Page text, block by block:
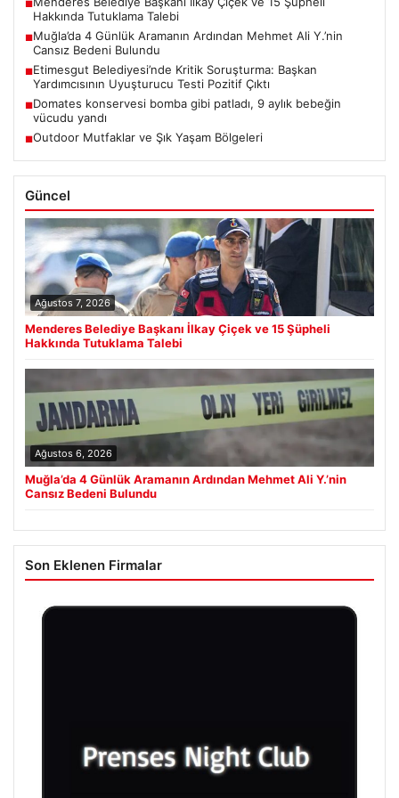
■
Hakkında Tutuklama Talebi
■Muğla’da 4 Günlük Aramanın Ardından Mehmet Ali Y.’nin
Cansız Bedeni Bulundu
■Etimesgut Belediyesi’nde Kritik Soruşturma: Başkan
Yardımcısının Uyuşturucu Testi Pozitif Çıktı
■Domates konservesi bomba gibi patladı, 9 aylık bebeğin
vücudu yandı
■Outdoor Mutfaklar ve Şık Yaşam Bölgeleri
Güncel
Ağustos 7, 2026
Menderes Belediye Başkanı İlkay Çiçek ve 15 Şüpheli
Hakkında Tutuklama Talebi
Ağustos 6, 2026
Muğla’da 4 Günlük Aramanın Ardından Mehmet Ali Y.’nin
Cansız Bedeni Bulundu
Son Eklenen Firmalar